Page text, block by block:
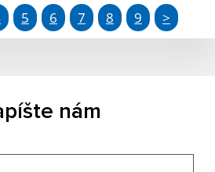
5 6 7 8 9 >
nám